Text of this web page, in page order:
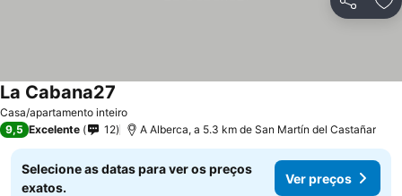
Partilhar
Casa/apartamento inteiro
La Cabana27
9,5 Excelente 12 A Alberca, a 5.3 km de San Martín del Castañar
Selecione as datas para ver os preços
exatos.
Ver preços